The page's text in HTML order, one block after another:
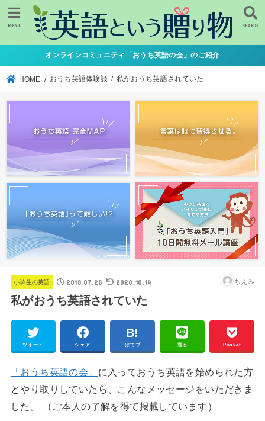
SEARCH
MENU
オンラインコミュニティ「おうち英語の会」のご紹介
HOME おうち英語体験談 私がおうち英語されていた
小学生の英語 2018.07.28 2020.10.14 ちえみ
私がおうち英語されていた
ツイート シェア はてブ 送る Pocket
「おうち英語の会」 に入っておうち英語を始められた方
とやり取りしていたら、こんなメッセージをいただきま
した。 （ご本人の了解を得て掲載しています）